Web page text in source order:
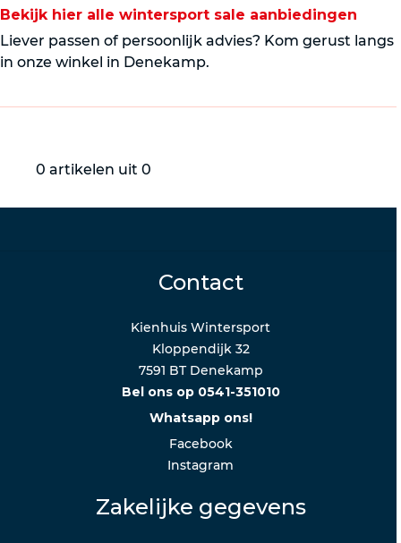
Bekijk hier alle wintersport sale aanbiedingen
Liever passen of persoonlijk advies? Kom gerust langs
in onze winkel in Denekamp.
0 artikelen uit 0
Contact
Kienhuis Wintersport
Kloppendijk 32
7591 BT Denekamp
Bel ons op 0541-351010
Whatsapp ons!
Facebook
Instagram
Zakelijke gegevens